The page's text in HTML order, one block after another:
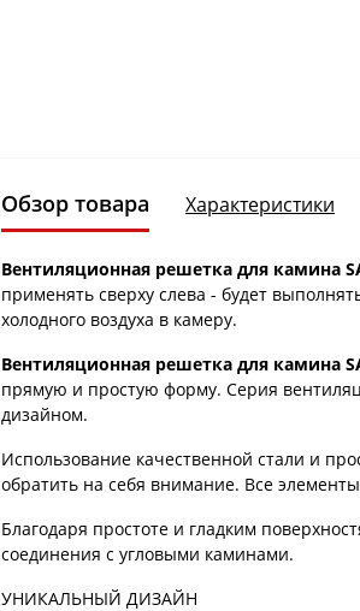
Обзор товара Характеристики
Вентиляционная решетка для камина
применять сверху слева - будет
холодного воздуха в камеру.
Вентиляционная решетка для камина
прямую и простую форму. Серия
дизайном.
Использование качественной стали и
обратить на себя внимание. Все
Благодаря простоте и гладким
соединения с угловыми каминами.
УНИКАЛЬНЫЙ ДИЗАЙН